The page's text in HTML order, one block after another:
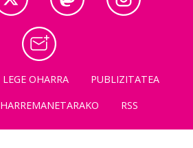
LEGE OHARRA
PUBLIZITATEA
HARREMANETARAKO RSS